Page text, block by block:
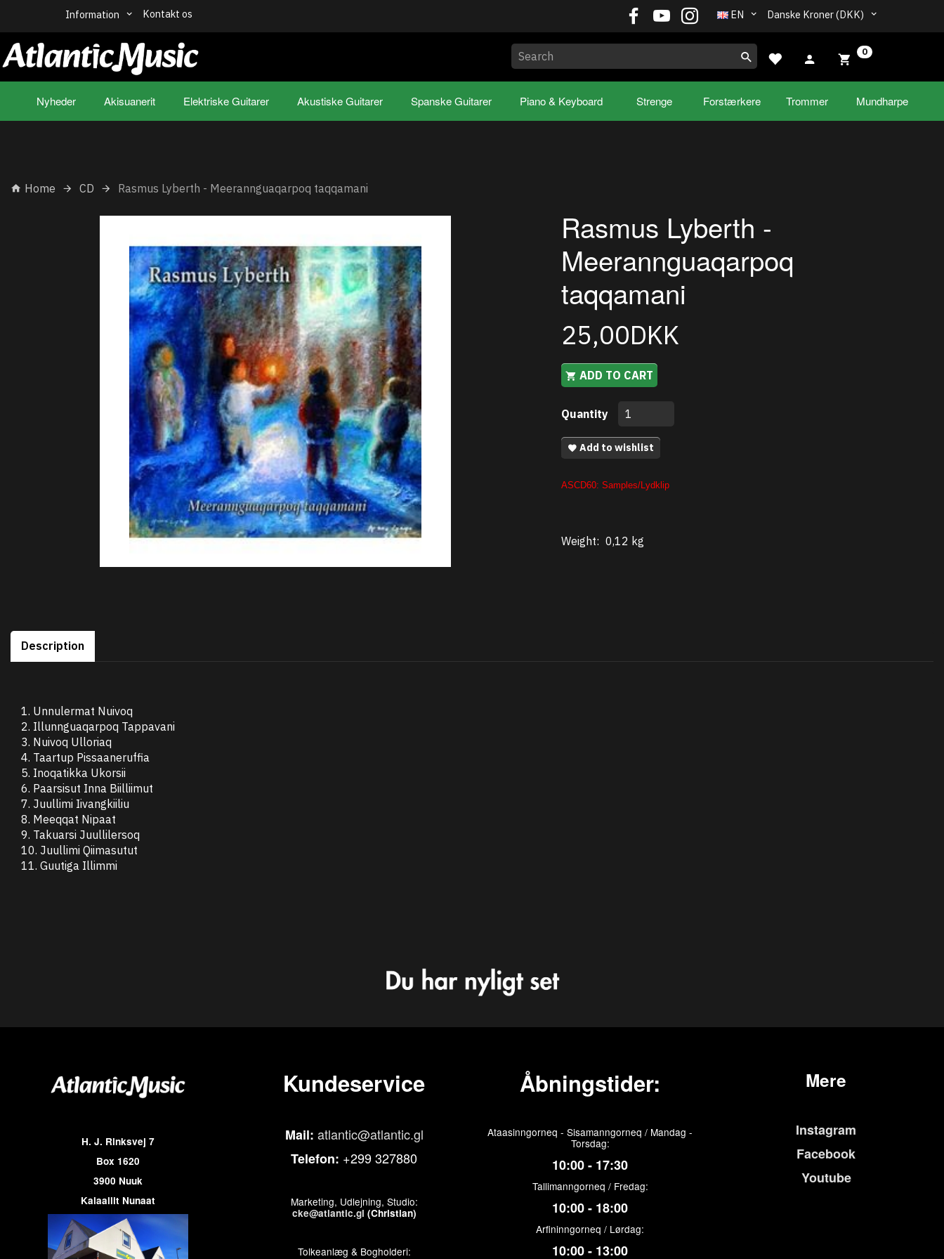
Danske Kroner (DKK)
EN
Information Kontakt os
0
Nyheder Akisuanerit Elektriske Guitarer Akustiske Guitarer Spanske Guitarer Piano & Keyboard Strenge Forstærkere Trommer Mundharpe
Home CD Rasmus Lyberth - Meerannguaqarpoq taqqamani
Rasmus Lyberth -
Meerannguaqarpoq
taqqamani
25,00DKK
ADD TO CART
Quantity
Add to wishlist
ASCD60: Samples/Lydklip
Weight: 0,12 kg
Description
1. Unnulermat Nuivoq
2. Illunnguaqarpoq Tappavani
3. Nuivoq Ulloriaq
4. Taartup Pissaaneruffia
5. Inoqatikka Ukorsii
6. Paarsisut Inna Biilliimut
7. Juullimi Iivangkiiliu
8. Meeqqat Nipaat
9. Takuarsi Juullilersoq
10. Juullimi Qiimasutut
11. Guutiga Illimmi
H. J. Rinksvej 7
Box 1620
3900 Nuuk
Kalaallit Nunaat
Kundeservice
Mail: atlantic@atlantic.gl
Telefon: +299 327880
Marketing, Udlejning, Studio:
cke@atlantic.gl (Christian)
Tolkeanlæg & Bogholderi:
Åbningstider:
Ataasinngorneq - Sisamanngorneq / Mandag -
Torsdag:
10:00 - 17:30
Tallimanngorneq / Fredag:
10:00 - 18:00
Arfininngorneq / Lørdag:
10:00 - 13:00
Mere
Instagram
Facebook
Youtube